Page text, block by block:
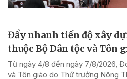
Đẩy nhanh tiến độ xây
thuộc Bộ Dân tộc và Tôn
Từ ngày 4/8 đến ngày 7/8/2026,
và Tôn giáo do Thứ trưởng Nông